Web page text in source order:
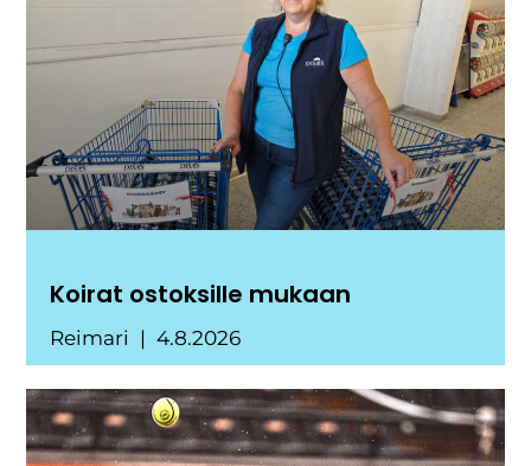
Koirat ostoksille mukaan
Reimari 4.8.2026